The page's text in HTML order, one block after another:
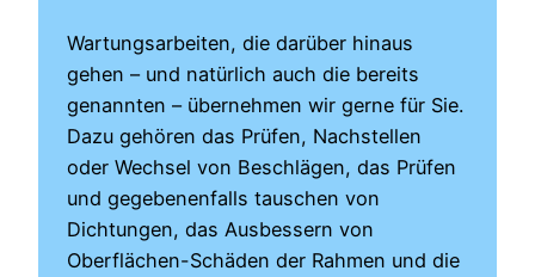
Wartungsarbeiten, die darüber hinaus
gehen – und natürlich auch die bereits
genannten – übernehmen wir gerne für Sie.
Dazu gehören das Prüfen, Nachstellen
oder Wechsel von Beschlägen, das Prüfen
und gegebenenfalls tauschen von
Dichtungen, das Ausbessern von
Oberflächen-Schäden der Rahmen und die